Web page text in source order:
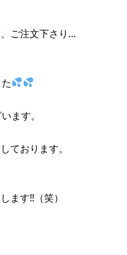
ご注文下さり…
ます。
ております。
ます‼︎（笑）